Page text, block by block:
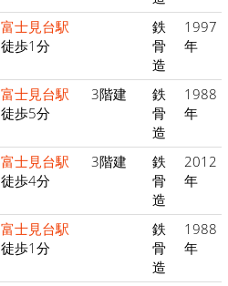
富士見台駅
徒歩1分
鉄
骨
造
1997
年
富士見台駅
徒歩5分
3階建
鉄
骨
造
1988
年
富士見台駅
徒歩4分
3階建
鉄
骨
造
2012
年
富士見台駅
徒歩1分
鉄
骨
造
1988
年